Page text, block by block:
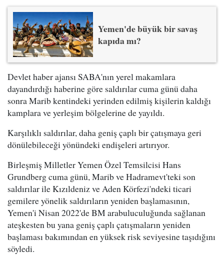
Yemen'de büyük bir savaş
kapıda mı?
Devlet haber ajansı SABA'nın yerel makamlara
dayandırdığı haberine göre saldırılar cuma günü daha
sonra Marib kentindeki yerinden edilmiş kişilerin kaldığı
kamplara ve yerleşim bölgelerine de yayıldı.
Karşılıklı saldırılar, daha geniş çaplı bir çatışmaya geri
dönülebileceği yönündeki endişeleri artırıyor.
Birleşmiş Milletler Yemen Özel Temsilcisi Hans
Grundberg cuma günü, Marib ve Hadramevt'teki son
saldırılar ile Kızıldeniz ve Aden Körfezi'ndeki ticari
gemilere yönelik saldırıların yeniden başlamasının,
Yemen'i Nisan 2022'de BM arabuluculuğunda sağlanan
ateşkesten bu yana geniş çaplı çatışmaların yeniden
başlaması bakımından en yüksek risk seviyesine taşıdığını
söyledi.